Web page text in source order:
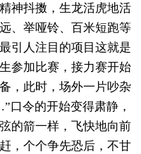
抖擞，生龙活虎地活
、举哑铃、百米短跑等
引人注目的项目这就是
参加比赛，接力赛开始
，此时，场外一片吵杂
令的开始变得肃静，
的箭一样，飞快地向前
，个个争先恐后，不甘